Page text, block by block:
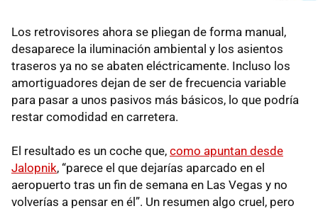
Los retrovisores ahora se pliegan de forma manual,
desaparece la iluminación ambiental y los asientos
traseros ya no se abaten eléctricamente. Incluso los
amortiguadores dejan de ser de frecuencia variable
para pasar a unos pasivos más básicos, lo que podría
restar comodidad en carretera.
El resultado es un coche que, como apuntan desde
Jalopnik, “parece el que dejarías aparcado en el
aeropuerto tras un fin de semana en Las Vegas y no
volverías a pensar en él”. Un resumen algo cruel, pero